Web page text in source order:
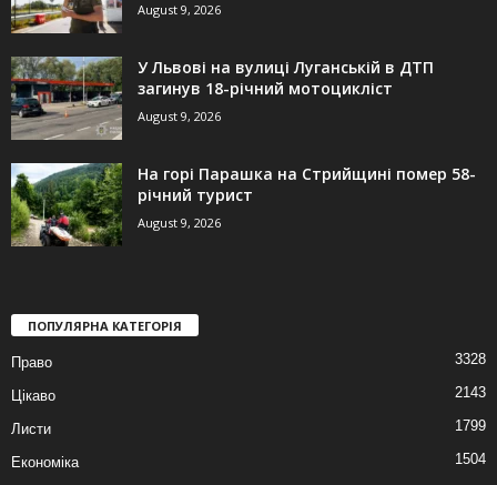
August 9, 2026
У Львові на вулиці Луганській в ДТП
загинув 18-річний мотоцикліст
August 9, 2026
На горі Парашка на Стрийщині помер 58-
річний турист
August 9, 2026
ПОПУЛЯРНА КАТЕГОРІЯ
Право 3328
Цікаво 2143
Листи 1799
Економіка
1504